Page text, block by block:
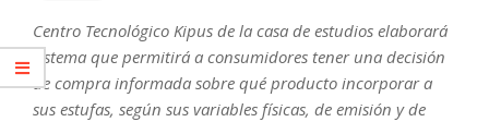
Centro Tecnológico Kipus de la casa de estudios elaborará
sistema que permitirá a consumidores tener una decisión
de compra informada sobre qué producto incorporar a
sus estufas, según sus variables físicas, de emisión y de